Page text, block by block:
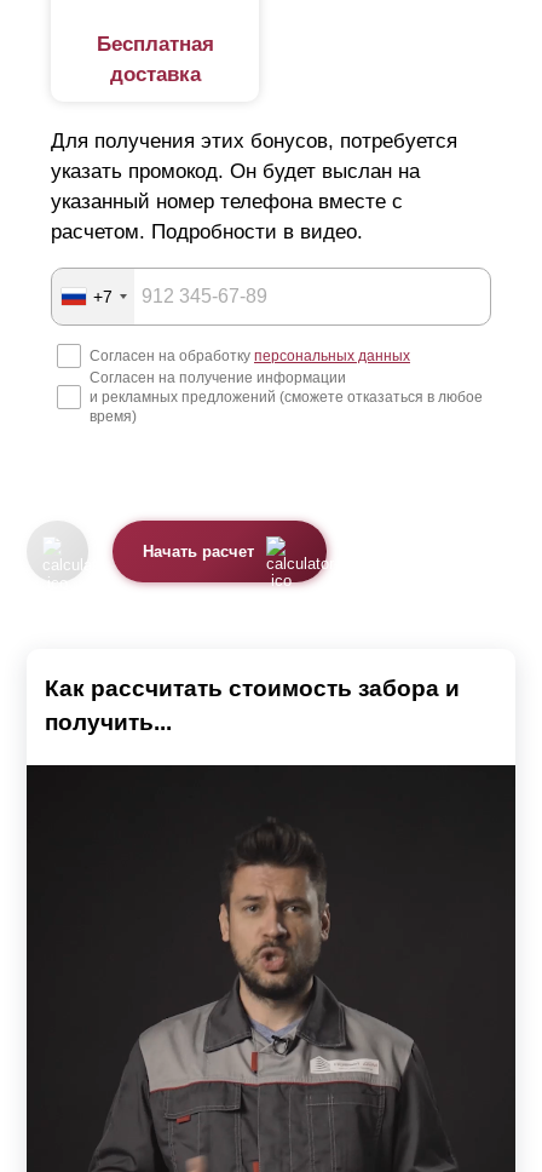
Бесплатная
доставка
Для получения этих бонусов, потребуется
указать промокод. Он будет выслан на
указанный номер телефона вместе с
расчетом. Подробности в видео.
+7
Согласен на обработку персональных данных
Согласен на получение информации
и рекламных предложений (сможете отказаться в любое
время)
Начать расчет
Как рассчитать стоимость забора и
получить...